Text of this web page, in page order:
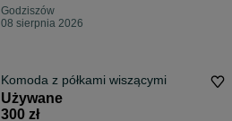
Godziszów
08 sierpnia 2026
Komoda z półkami wiszącymi
Używane
300 zł